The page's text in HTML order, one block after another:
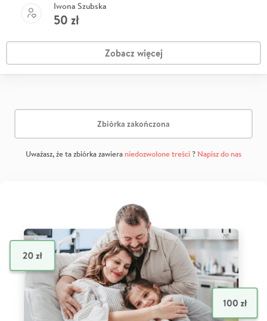
Iwona Szubska
50 zł
Zobacz więcej
Zbiórka zakończona
Uważasz, że ta zbiórka zawiera niedozwolone treści? Napisz do nas